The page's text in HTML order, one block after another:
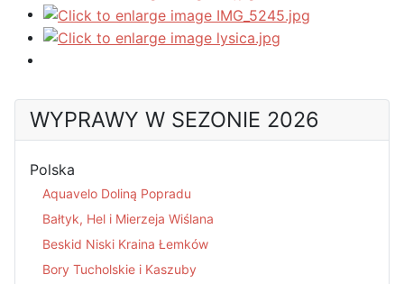
WYPRAWY W SEZONIE 2026
Polska
Aquavelo Doliną Popradu
Bałtyk, Hel i Mierzeja Wiślana
Beskid Niski Kraina Łemków
Bory Tucholskie i Kaszuby